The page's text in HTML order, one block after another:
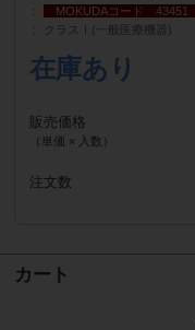
MOKUDAコード 43451
クラスⅠ(一般医療機器)
在庫あり
販売価格
（単価 × 入数）
注文数
カート